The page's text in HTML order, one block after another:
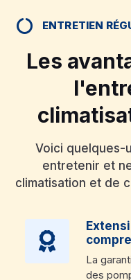
ENTRETIEN
Les
Voici quelques-
entretenir et
climatisation et de
La
des